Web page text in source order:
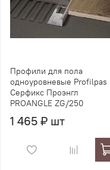
Профили для пола
одноуровневые Profilpas
Серфикс Проэнгл
PROANGLE ZG/250
1 465 ₽ шт